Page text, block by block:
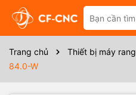
Trang chủ Thiết bị máy rang
84.0-W
Thông số kỹ thuật
Ngõ vào: RS-485